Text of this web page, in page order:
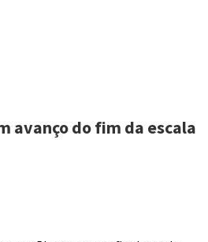
avanço do fim da escala